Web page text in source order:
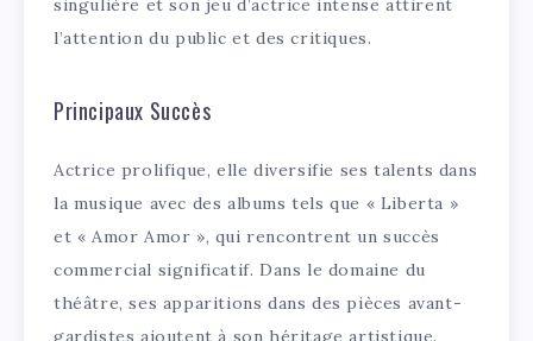
singulière et son jeu d’actrice intense attirent
l’attention du public et des critiques.
Principaux Succès
Actrice prolifique, elle diversifie ses talents dans
la musique avec des albums tels que « Liberta »
et « Amor Amor », qui rencontrent un succès
commercial significatif. Dans le domaine du
théâtre, ses apparitions dans des pièces avant-
gardistes ajoutent à son héritage artistique.